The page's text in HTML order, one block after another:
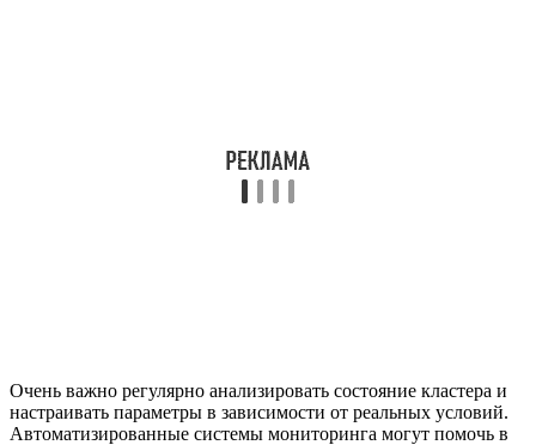
Очень важно регулярно анализировать состояние кластера и
настраивать параметры в зависимости от реальных условий.
Автоматизированные системы мониторинга могут помочь в